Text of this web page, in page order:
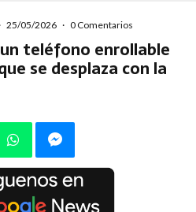
25/05/2026 · 0 Comentarios
teléfono enrollable
se desplaza con la